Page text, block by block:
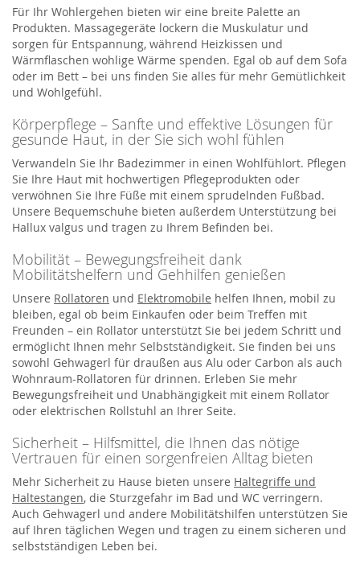
Für Ihr Wohlergehen bieten wir eine breite Palette an
Produkten. Massagegeräte lockern die Muskulatur und
sorgen für Entspannung, während Heizkissen und
Wärmflaschen wohlige Wärme spenden. Egal ob auf dem Sofa
oder im Bett – bei uns finden Sie alles für mehr Gemütlichkeit
und Wohlgefühl.
Körperpflege – Sanfte und effektive Lösungen für
gesunde Haut, in der Sie sich wohl fühlen
Verwandeln Sie Ihr Badezimmer in einen Wohlfühlort. Pflegen
Sie Ihre Haut mit hochwertigen Pflegeprodukten oder
verwöhnen Sie Ihre Füße mit einem sprudelnden Fußbad.
Unsere Bequemschuhe bieten außerdem Unterstützung bei
Hallux valgus und tragen zu Ihrem Befinden bei.
Mobilität – Bewegungsfreiheit dank
Mobilitätshelfern und Gehhilfen genießen
Unsere Rollatoren und Elektromobile helfen Ihnen, mobil zu
bleiben, egal ob beim Einkaufen oder beim Treffen mit
Freunden – ein Rollator unterstützt Sie bei jedem Schritt und
ermöglicht Ihnen mehr Selbstständigkeit. Sie finden bei uns
sowohl Gehwagerl für draußen aus Alu oder Carbon als auch
Wohnraum-Rollatoren für drinnen. Erleben Sie mehr
Bewegungsfreiheit und Unabhängigkeit mit einem Rollator
oder elektrischen Rollstuhl an Ihrer Seite.
Sicherheit – Hilfsmittel, die Ihnen das nötige
Vertrauen für einen sorgenfreien Alltag bieten
Mehr Sicherheit zu Hause bieten unsere Haltegriffe und
Haltestangen, die Sturzgefahr im Bad und WC verringern.
Auch Gehwagerl und andere Mobilitätshilfen unterstützen Sie
auf Ihren täglichen Wegen und tragen zu einem sicheren und
selbstständigen Leben bei.